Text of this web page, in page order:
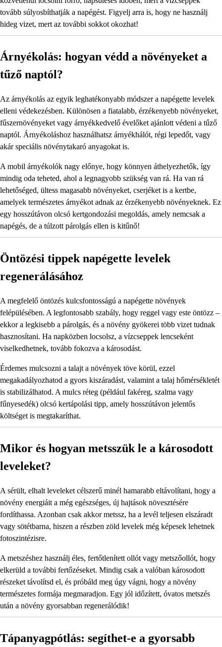
tovább súlyosbíthatják a napégést. Figyelj arra is, hogy ne használj
hideg vizet, mert az további sokkot okozhat!
Árnyékolás: hogyan védd a növényeket a
tűző naptól?
Az árnyékolás az egyik leghatékonyabb módszer a napégette levelek
elleni védekezésben. Különösen a fiatalabb, érzékenyebb növényeket,
fűszernövényeket vagy árnyékkedvelő évelőket ajánlott védeni a tűző
naptól. Árnyékoláshoz használhatsz árnyékhálót, régi lepedőt, vagy
akár speciális növénytakaró anyagokat is.
A mobil árnyékolók nagy előnye, hogy könnyen áthelyezhetők, így
mindig oda teheted, ahol a legnagyobb szükség van rá. Ha van rá
lehetőséged, ültess magasabb növényeket, cserjéket is a kertbe,
amelyek természetes árnyékot adnak az érzékenyebb növényeknek. Ez
egy hosszútávon olcsó kertgondozási megoldás, amely nemcsak a
napégés, de a túlzott párolgás ellen is kitűnő!
Öntözési tippek napégette levelek
regenerálásához
A megfelelő öntözés kulcsfontosságú a napégette növények
felépülésében. A legfontosabb szabály, hogy reggel vagy este öntözz –
ekkor a legkisebb a párolgás, és a növény gyökerei több vizet tudnak
hasznosítani. Ha napközben locsolsz, a vízcseppek lencseként
viselkedhetnek, tovább fokozva a károsodást.
Érdemes mulcsozni a talajt a növények töve körül, ezzel
megakadályozhatod a gyors kiszáradást, valamint a talaj hőmérsékletét
is stabilizálhatod. A mulcs réteg (például fakéreg, szalma vagy
fűnyesedék) olcsó kertápolási tipp, amely hosszútávon jelentős
költséget is megtakaríthat.
Mikor és hogyan metsszük le a károsodott
leveleket?
A sérült, elhalt leveleket célszerű minél hamarabb eltávolítani, hogy a
növény energiáit a még egészséges, új hajtások növesztésére
fordíthassa. Azonban csak akkor metssz, ha a levél teljesen elszáradt
vagy sötétbarna, hiszen a részben zöld levelek még képesek lehetnek
fotoszintézisre.
A metszéshez használj éles, fertőtlenített ollót vagy metszőollót, hogy
elkerüld a további fertőzéseket. Mindig csak a valóban károsodott
részeket távolítsd el, és próbáld meg úgy vágni, hogy a növény
természetes formája megmaradjon. Egy jól időzített, óvatos metszés
után a növény gyorsabban regenerálódik!
Tápanyagpótlás: segíthet-e a gyorsabb